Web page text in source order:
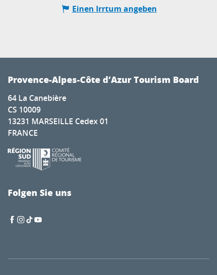
Einen Irrtum angeben
Provence-Alpes-Côte d’Azur Tourism Board
64 La Canebière
CS 10009
13231 MARSEILLE Cedex 01
FRANCE
Folgen Sie uns